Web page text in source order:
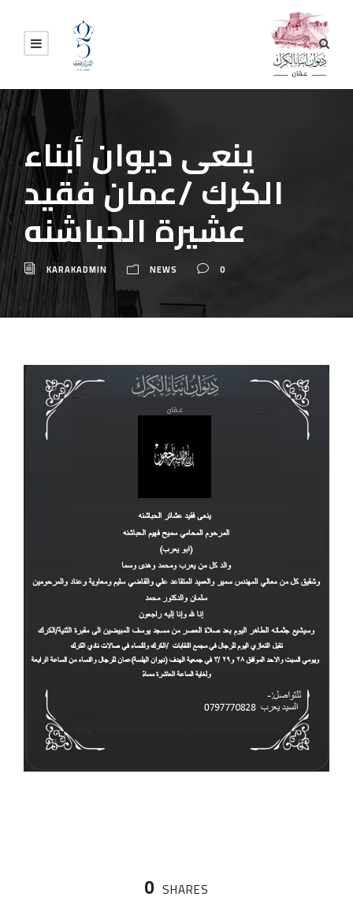
ينعى ديوان أبناء
الكرك /عمان فقيد
عشيرة الحباشنه
KARAKADMIN NEWS 0
0 SHARES